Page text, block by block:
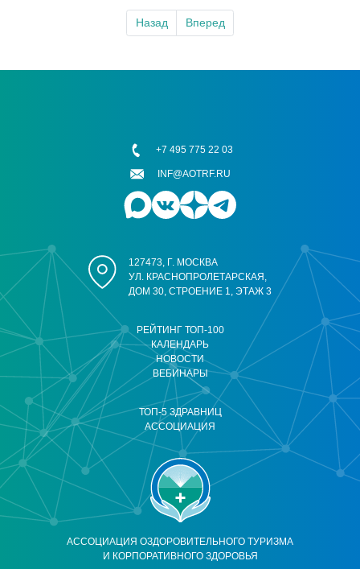
Назад Вперед
АССОЦИАЦИЯ ОЗДОРОВИТЕЛЬНОГО ТУРИЗМА
И КОРПОРАТИВНОГО ЗДОРОВЬЯ
РЕЙТИНГ ТОП-100
КАЛЕНДАРЬ
НОВОСТИ
ВЕБИНАРЫ
ТОП-5 ЗДРАВНИЦ
АССОЦИАЦИЯ
127473, Г. МОСКВА
УЛ. КРАСНОПРОЛЕТАРСКАЯ,
ДОМ 30, СТРОЕНИЕ 1, ЭТАЖ 3
+7 495 775 22 03
INF@AOTRF.RU